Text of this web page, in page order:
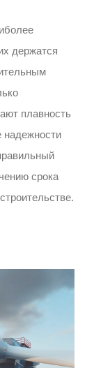
держатся
плавность
надежности
срока